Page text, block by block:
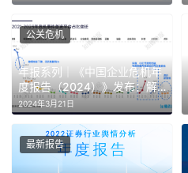
年报系列｜《中国企业危机年
度报告（2024）》发布：解
码数字时代下企业的生存法则
2024年3月21日
公关危机
最新报告